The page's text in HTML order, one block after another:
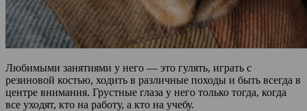
Любимыми занятиями у него — это гулять, играть с
резиновой костью, ходить в различные походы и быть всегда в
центре внимания. Грустные глаза у него только тогда, когда
все уходят, кто на работу, а кто на учебу.